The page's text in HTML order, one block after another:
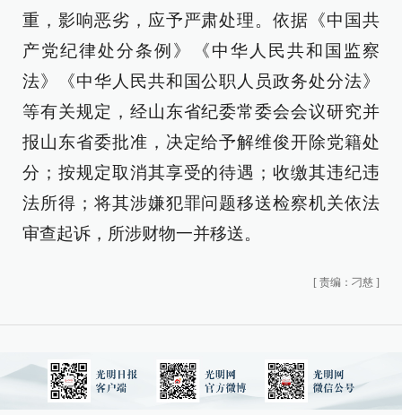
重，影响恶劣，应予严肃处理。依据《中国共
产党纪律处分条例》《中华人民共和国监察
法》《中华人民共和国公职人员政务处分法》
等有关规定，经山东省纪委常委会会议研究并
报山东省委批准，决定给予解维俊开除党籍处
分；按规定取消其享受的待遇；收缴其违纪违
法所得；将其涉嫌犯罪问题移送检察机关依法
审查起诉，所涉财物一并移送。
[ 责编：刁慈 ]